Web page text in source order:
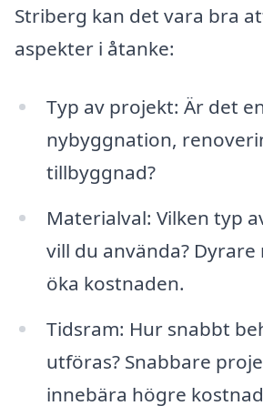
Striberg kan det vara bra
aspekter i åtanke:
Typ av projekt: Är det
nybyggnation,
tillbyggnad?
Materialval: Vilken typ
vill du använda?
öka kostnaden.
Tidsram: Hur snabbt
utföras? Snabbare
innebära högre